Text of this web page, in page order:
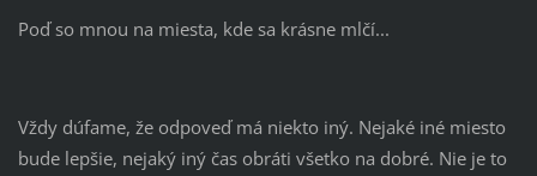
Poď so mnou na miesta, kde sa krásne mlčí...
Vždy dúfame, že odpoveď má niekto iný. Nejaké iné miesto
bude lepšie, nejaký iný čas obráti všetko na dobré. Nie je to